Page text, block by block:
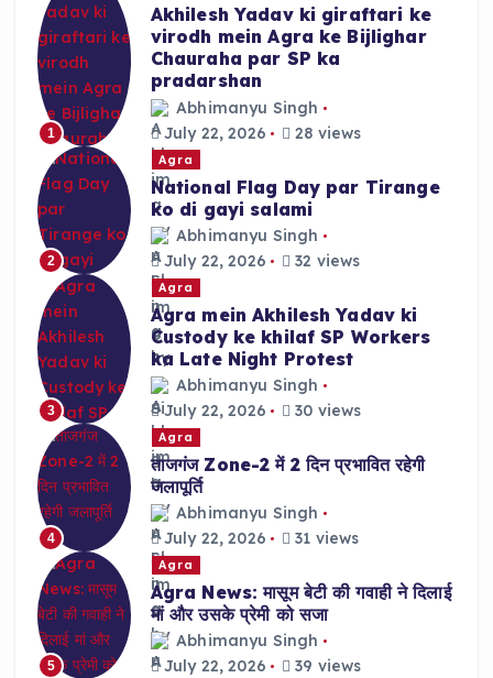
1
Akhilesh Yadav ki giraftari ke
virodh mein Agra ke Bijlighar
Chauraha par SP ka
pradarshan
Abhimanyu Singh
July 22, 2026
28 views
2
Agra
National Flag Day par Tirange
ko di gayi salami
Abhimanyu Singh
July 22, 2026
32 views
3
Agra
Agra mein Akhilesh Yadav ki
Custody ke khilaf SP Workers
ka Late Night Protest
Abhimanyu Singh
July 22, 2026
30 views
4
Agra
ताजगंज Zone-2 में 2 दिन प्रभावित रहेगी
जलापूर्ति
Abhimanyu Singh
July 22, 2026
31 views
5
Agra
Agra News: मासूम बेटी की गवाही ने दिलाई
मां और उसके प्रेमी को सजा
Abhimanyu Singh
July 22, 2026
39 views